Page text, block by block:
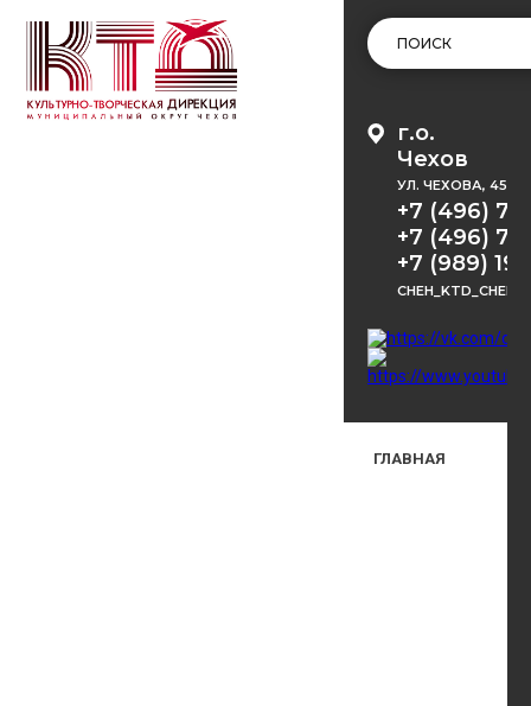
г.о.
Чехов
УЛ. ЧЕХОВА, 45
+7 (496)
+7 (496)
+7 (989)
ГЛАВНАЯ